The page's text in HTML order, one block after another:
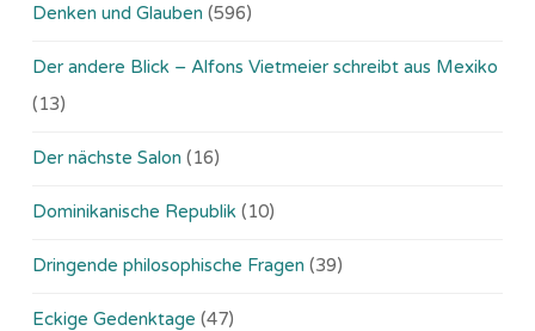
Denken und Glauben (596)
Der andere Blick – Alfons Vietmeier schreibt aus Mexiko
(13)
Der nächste Salon (16)
Dominikanische Republik (10)
Dringende philosophische Fragen (39)
Eckige Gedenktage (47)